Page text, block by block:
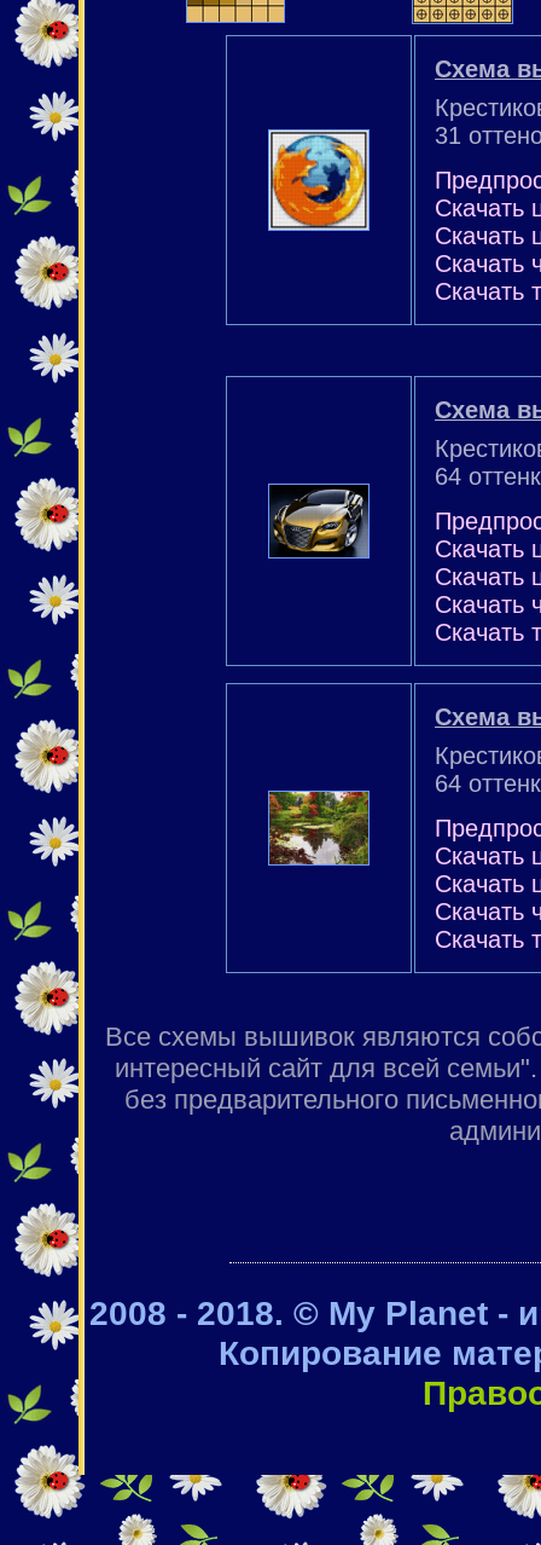
Схема
31
Скачать
Скачать
Скачать
Скачать
Схема
64
Скачать
Скачать
Скачать
Скачать
Схема
64
Скачать
Скачать
Скачать
Скачать
Все схемы вышивок являются
интересный сайт для всей
без предварительного
2008 - 2018. © My Planet -
Копирование